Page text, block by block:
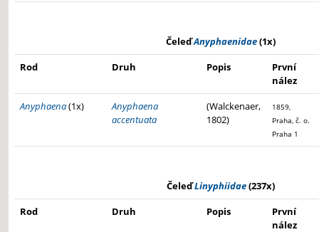
ČeleďAnyphaenidae(1x)
Rod
Druh Popis
První
nález
Anyphaena(1x)
Anyphaena
accentuata
(Walckenaer,
1802)
1859,
Praha, č. o.
Praha 1
ČeleďLinyphiidae(237x)
Rod
Druh Popis
První
nález